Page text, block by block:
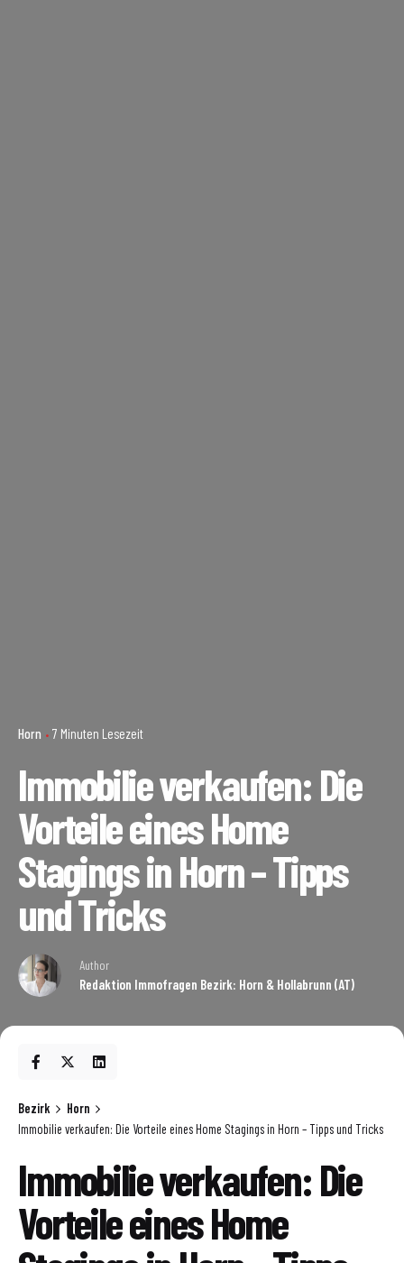
Horn 7 Minuten Lesezeit
Immobilie verkaufen: Die
Vorteile eines Home
Stagings in Horn – Tipps
und Tricks
Author
Redaktion Immofragen Bezirk: Horn & Hollabrunn (AT)
Bezirk
Horn
Immobilie verkaufen: Die Vorteile eines Home Stagings in Horn – Tipps und Tricks
Immobilie verkaufen: Die
Vorteile eines Home